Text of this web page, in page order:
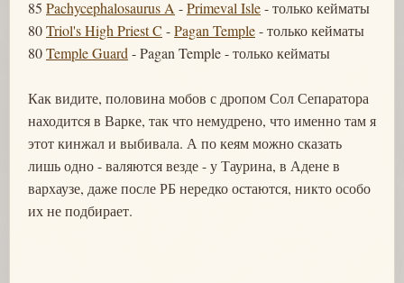
85 Pachycephalosaurus A -Primeval Isle- только кейматы
80Triol's High Priest C -Pagan Temple- только кейматы
80Temple Guard - Pagan Temple - только кейматы
Как видите, половина мобов с дропом Сол Сепаратора
находится в Варке, так что немудрено, что именно там я
этот кинжал и выбивала. А по кеям можно сказать
лишь одно - валяются везде - у Таурина, в Адене в
вархаузе, даже после РБ нередко остаются, никто особо
их не подбирает.